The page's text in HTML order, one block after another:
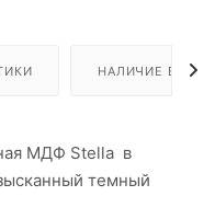
НАЛИЧИЕ В
МДФ Stella в
темный